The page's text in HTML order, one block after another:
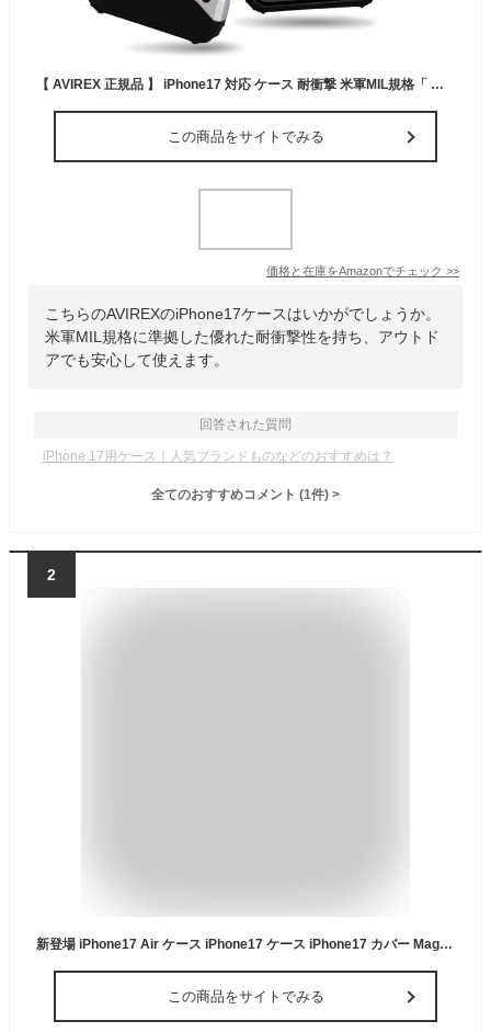
【 AVIREX 正規品 】 iPhone17 対応 ケース 耐衝撃 米軍MIL規格「 アーミータフ 」 アヴィレックス 背面 アイフォン17用 iPhone 17用 ブランド スマホケース (シルバー)
この商品をサイトでみる
価格と在庫をAmazonでチェック >>
こちらのAVIREXのiPhone17ケースはいかがでしょうか。
米軍MIL規格に準拠した優れた耐衝撃性を持ち、アウトド
アでも安心して使えます。
回答された質問
iPhone 17用ケース｜人気ブランドものなどのおすすめは？
全てのおすすめコメント (1件) >
2
新登場 iPhone17 Air ケース iPhone17 ケース iPhone17 カバー MagSafe対応 iPhone17 Pro スマホケース ワイヤレス充電対応 指紋防止 黄変防止 iPhone17 背面カバー アイフォン17 ケース カバー 人気 iPhone17 ProMax iPhone17 カバー iPhone17 Air ケース おすすめ
この商品をサイトでみる